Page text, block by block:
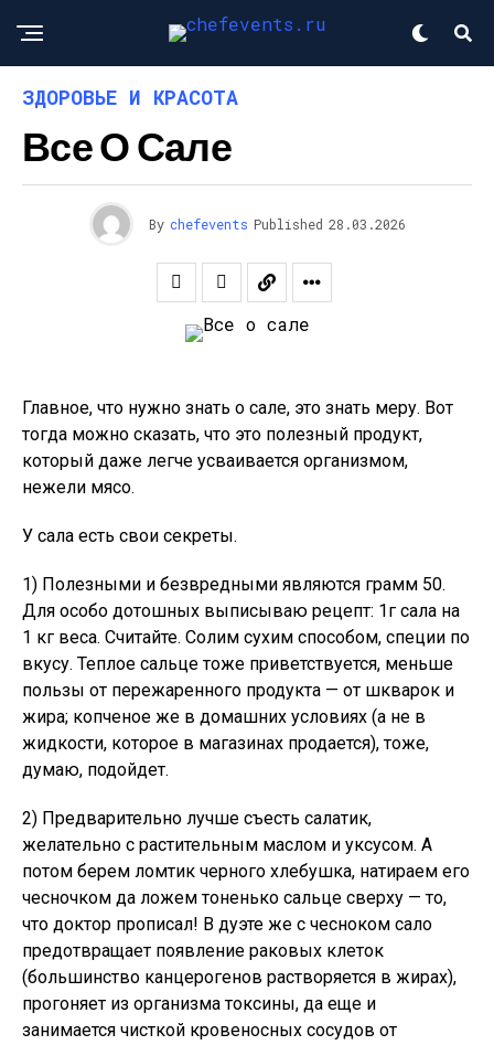
ЗДОРОВЬЕ И КРАСОТА
Все О Сале
By chefevents Published 28.03.2026
Главное, что нужно знать о сале, это знать меру. Вот
тогда можно сказать, что это полезный продукт,
который даже легче усваивается организмом,
нежели мясо.
У сала есть свои секреты.
1) Полезными и безвредными являются грамм 50.
Для особо дотошных выписываю рецепт: 1г сала на
1 кг веса. Считайте. Солим сухим способом, специи по
вкусу. Теплое сальце тоже приветствуется, меньше
пользы от пережаренного продукта — от шкварок и
жира; копченое же в домашних условиях (а не в
жидкости, которое в магазинах продается), тоже,
думаю, подойдет.
2) Предварительно лучше съесть салатик,
желательно с растительным маслом и уксусом. А
потом берем ломтик черного хлебушка, натираем его
чесночком да ложем тоненько сальце сверху — то,
что доктор прописал! В дуэте же с чесноком сало
предотвращает появление раковых клеток
(большинство канцерогенов растворяется в жирах),
прогоняет из организма токсины, да еще и
занимается чисткой кровеносных сосудов от